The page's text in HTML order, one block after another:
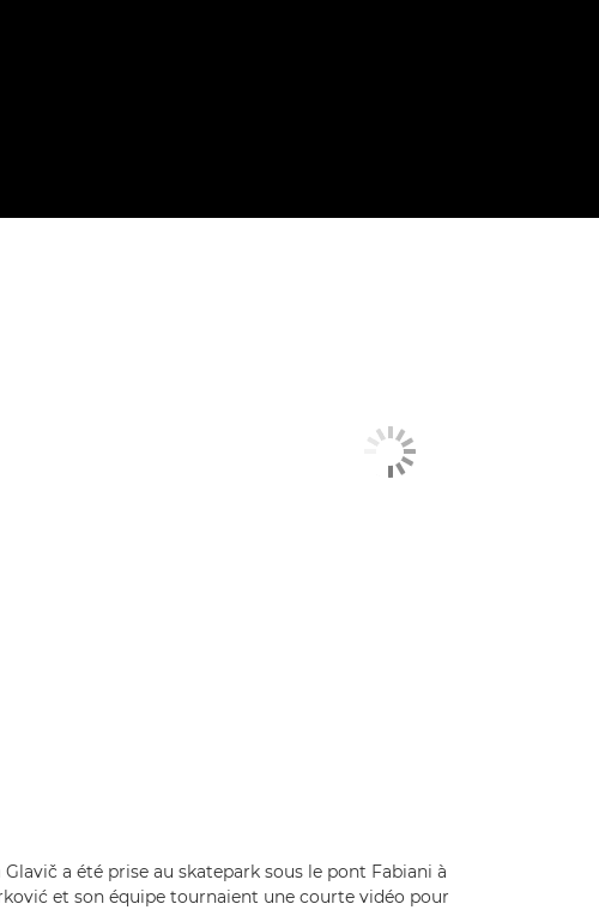
a été prise au skatepark sous le pont Fabiani à
et son équipe tournaient une courte vidéo pour